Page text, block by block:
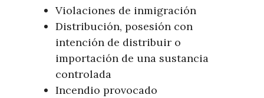
Violaciones de inmigración
Distribución, posesión con
intención de distribuir o
importación de una sustancia
controlada
Incendio provocado